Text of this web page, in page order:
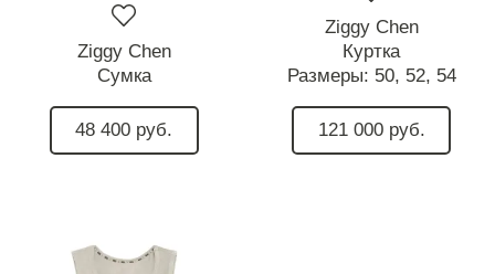
Ziggy Chen
Сумка
48 400 руб.
Ziggy Chen
Куртка
Размеры: 50, 52, 54
121 000 руб.